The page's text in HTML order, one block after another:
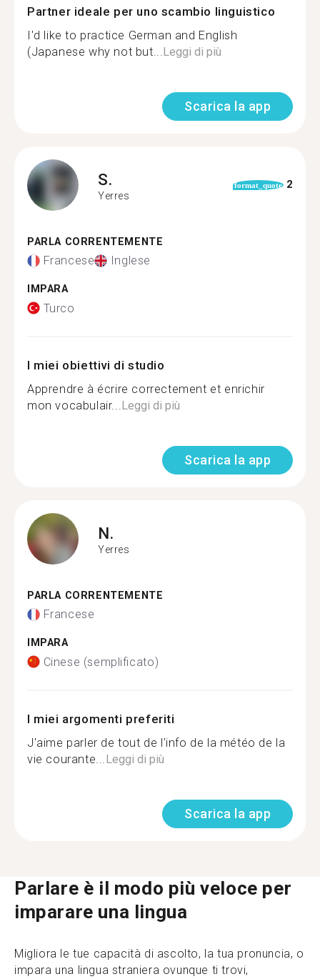
Partner ideale per uno scambio linguistico
I'd like to practice German and English
(Japanese why not but... Leggi di più
Scarica la app
S.
Yerres
format_quote 2
PARLA CORRENTEMENTE
Francese Inglese
IMPARA
Turco
I miei obiettivi di studio
Apprendre à écrire correctement et enrichir
mon vocabulair... Leggi di più
Scarica la app
N.
Yerres
PARLA CORRENTEMENTE
Francese
IMPARA
Cinese (semplificato)
I miei argomenti preferiti
J'aime parler de tout de l'info de la météo de la
vie courante... Leggi di più
Scarica la app
Parlare è il modo più veloce per
imparare una lingua
Migliora le tue capacità di ascolto, la tua pronuncia, o
impara una lingua straniera ovunque ti trovi,